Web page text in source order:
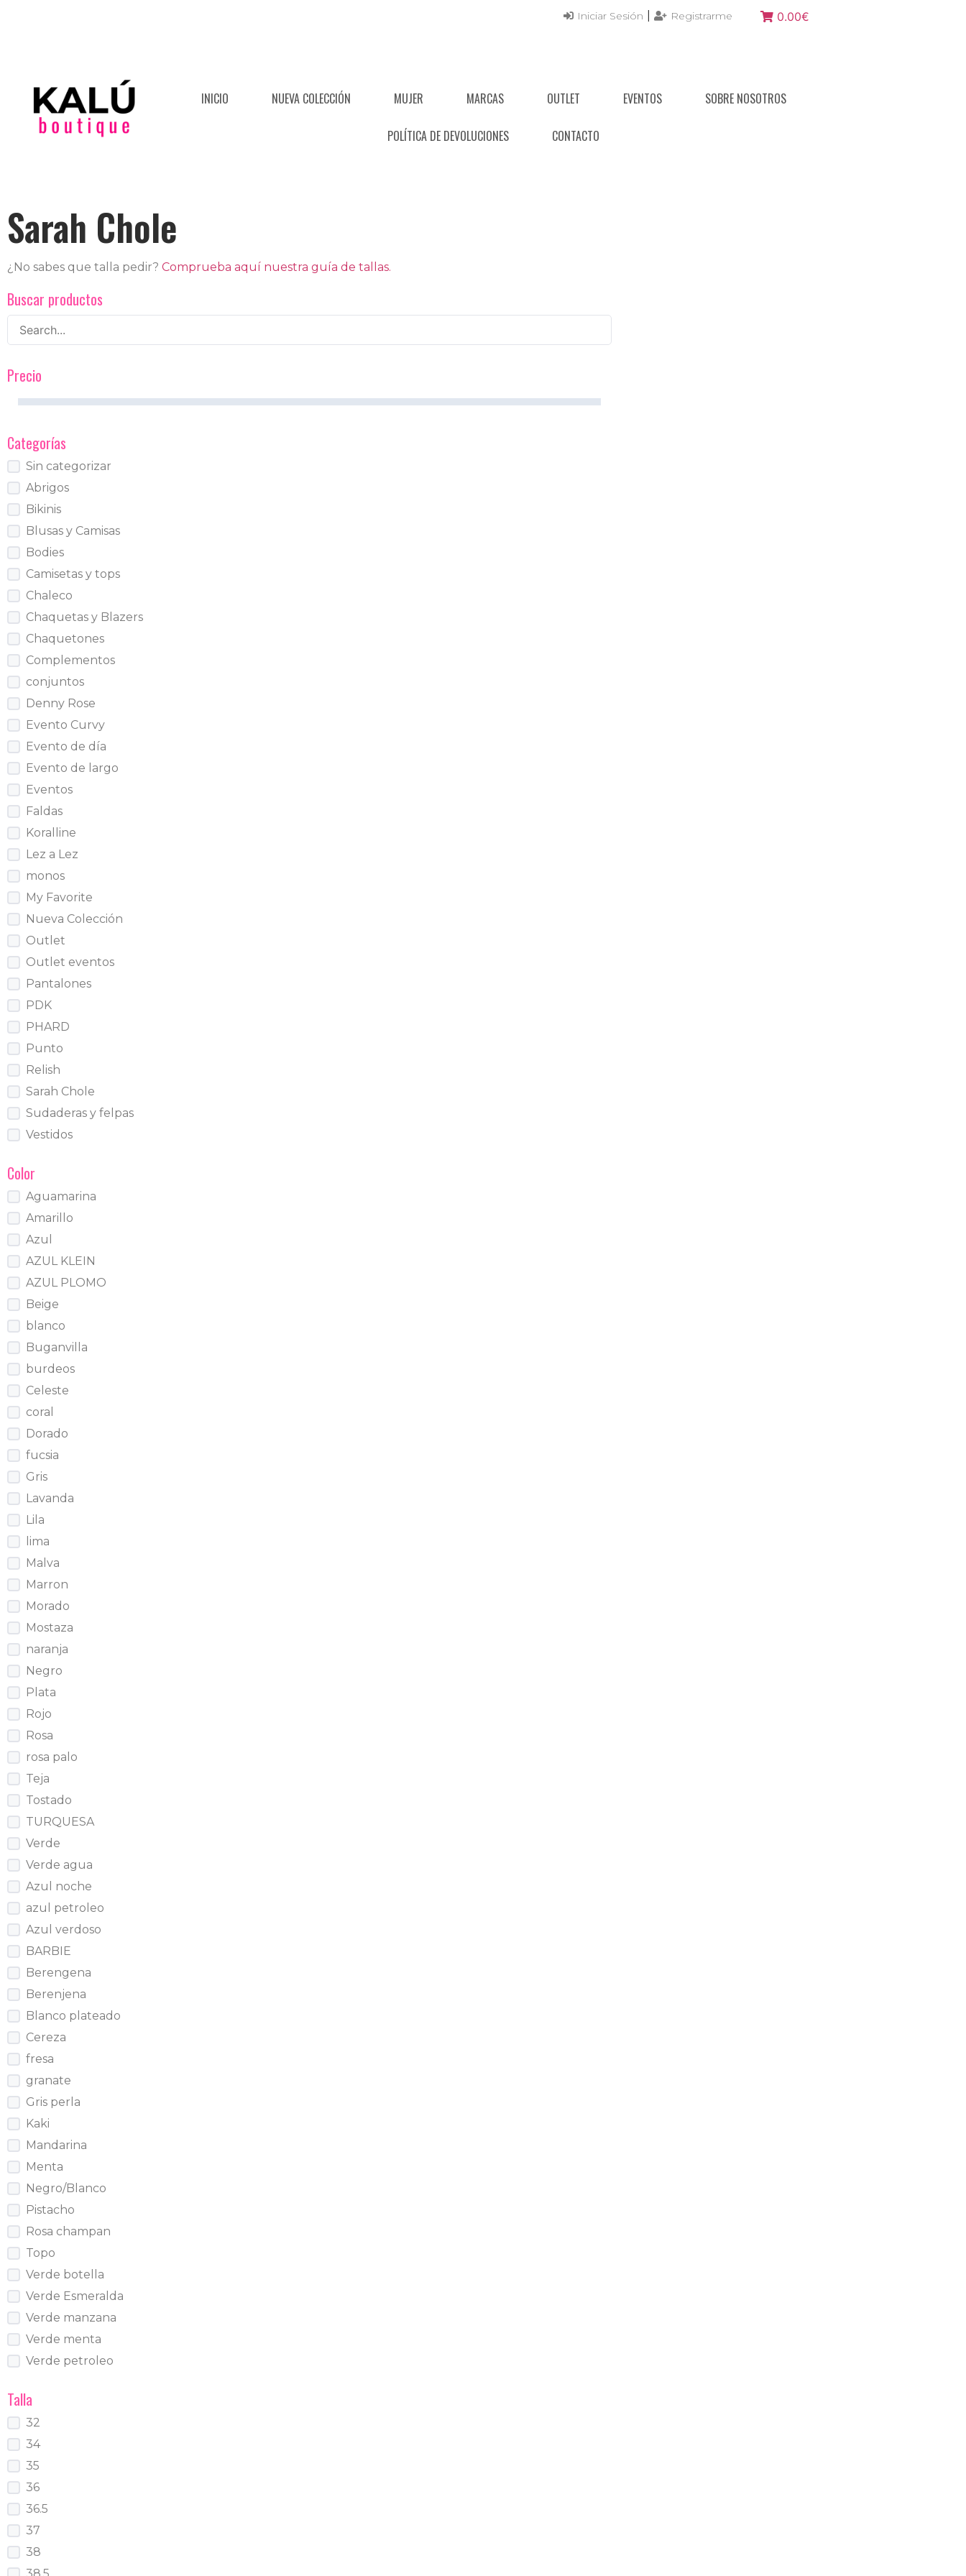
Iniciar Sesión Registrarme 0.00€
INICIO NUEVA COLECCIÓN MUJER MARCAS OUTLET EVENTOS SOBRE NOSOTROS
POLÍTICA DE DEVOLUCIONES CONTACTO
Sarah Chole
¿No sabes que talla pedir? Comprueba aquí nuestra guía de tallas.
Buscar productos
Precio
Categorías
Sin categorizar
Abrigos
Bikinis
Blusas y Camisas
Bodies
Camisetas y tops
Chaleco
Chaquetas y Blazers
Chaquetones
Complementos
conjuntos
Denny Rose
Evento Curvy
Evento de día
Evento de largo
Eventos
Faldas
Koralline
Lez a Lez
monos
My Favorite
Nueva Colección
Outlet
Outlet eventos
Pantalones
PDK
PHARD
Punto
Relish
Sarah Chole
Sudaderas y felpas
Vestidos
Color
Aguamarina
Amarillo
Azul
AZUL KLEIN
AZUL PLOMO
Beige
blanco
Buganvilla
burdeos
Celeste
coral
Dorado
fucsia
Gris
Lavanda
Lila
lima
Malva
Marron
Morado
Mostaza
naranja
Negro
Plata
Rojo
Rosa
rosa palo
Teja
Tostado
TURQUESA
Verde
Verde agua
Azul noche
azul petroleo
Azul verdoso
BARBIE
Berengena
Berenjena
Blanco plateado
Cereza
fresa
granate
Gris perla
Kaki
Mandarina
Menta
Negro/Blanco
Pistacho
Rosa champan
Topo
Verde botella
Verde Esmeralda
Verde manzana
Verde menta
Verde petroleo
Talla
32
34
35
36
36.5
37
38